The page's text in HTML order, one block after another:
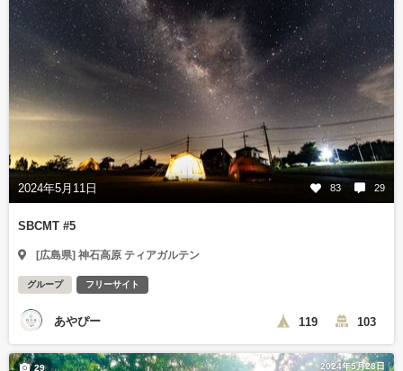
2024年5月11日 83 29
SBCMT #5
[広島県] 神石高原 ティアガルテン
グループ フリーサイト
あやぴー 119 103
2024年5月28日
29